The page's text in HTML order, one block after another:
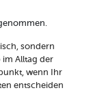
sondern
im Alltag der
wenn Ihr
entscheiden